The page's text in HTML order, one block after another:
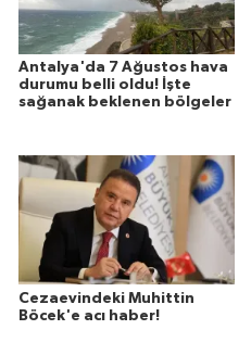
Antalya'da 7 Ağustos hava
durumu belli oldu! İşte
sağanak beklenen bölgeler
Cezaevindeki Muhittin
Böcek'e acı haber!